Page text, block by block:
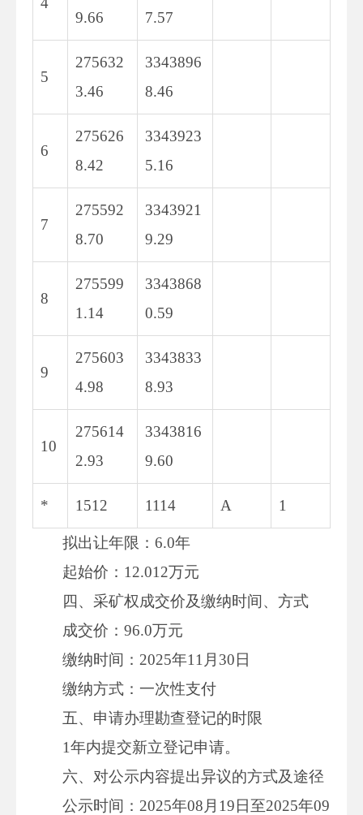
9.66
7.57
5
275632
3.46
3343896
8.46
6
275626
8.42
3343923
5.16
7
275592
8.70
3343921
9.29
8
275599
1.14
3343868
0.59
9
275603
4.98
3343833
8.93
10
275614
2.93
3343816
9.60
* 1512 1114 A 1
拟出让年限：6.0年
起始价：12.012万元
四、采矿权成交价及缴纳时间、方式
成交价：96.0万元
缴纳时间：2025年11月30日
缴纳方式：一次性支付
五、申请办理勘查登记的时限
1年内提交新立登记申请。
六、对公示内容提出异议的方式及途径
公示时间：2025年08月19日至2025年09